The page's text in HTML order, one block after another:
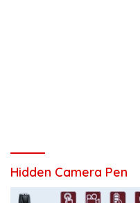
Hidden Camera Pen